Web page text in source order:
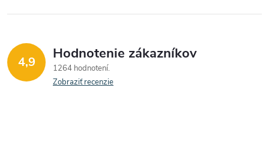
4,9 Hodnotenie zákazníkov
1264 hodnotení
Zobraziť recenzie